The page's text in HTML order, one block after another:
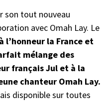
son tout nouveau
avec Omah Lay. Le
l’honneur la France et
mélange des
français Jul et à la
chanteur Omah Lay.
disponible sur toutes